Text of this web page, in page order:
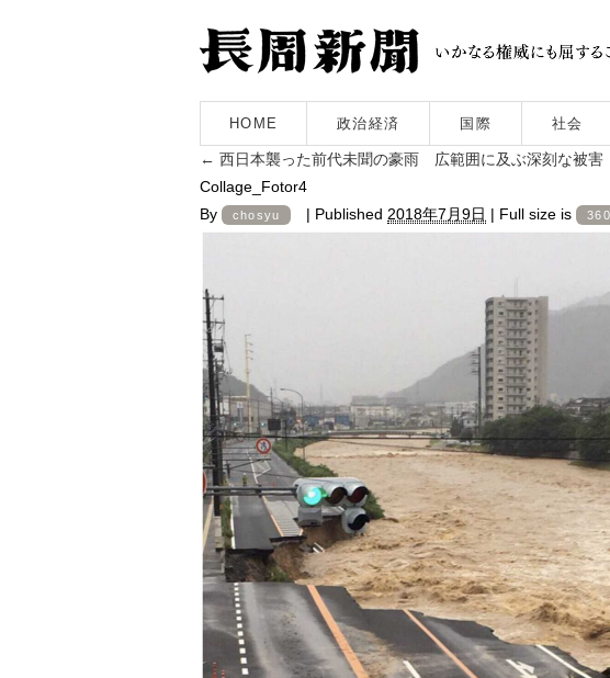
HOME 政治経済 国際 社会
← 西日本襲った前代未聞の豪雨 広範囲に及ぶ深刻な被
Collage_Fotor4
By
chosyu | Published 2018年7月9日 | Full size is